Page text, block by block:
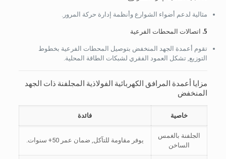
مثالية لدعم أضواء الشوارع وأنظمة إدارة حركة المرور.
5. اتصالات المحطات الفرعية
تقوم أعمدة الجهد المنخفض بتوصيل المحطات الفرعية بخطوط
التوزيع, تشكل العمود الفقري لشبكات الطاقة المحلية.
مزايا أعمدة المرافق الكهربائية الفولاذية المجلفنة ذات الجهد
المنخفض
خاصية فائدة
الجلفنة بالغمس
الساخن
يوفر مقاومة للتآكل, ضمان عمر 50+ سنوات.